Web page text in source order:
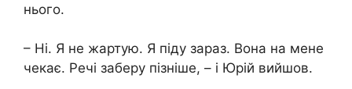
нього.
– Ні. Я не жартую. Я піду зараз. Вона на мене
чекає. Речі заберу пізніше, – і Юрій вийшов.